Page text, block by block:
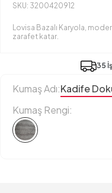
SKU: 3200420912
Lovisa Bazalı Karyola,
zarafet katar.
35
Kumaş Adı:Kadife
Kumaş Rengi: